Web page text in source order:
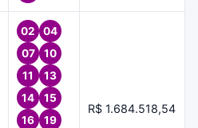
02
04
07
10
11
13
14
15
16
19
R$ 1.684.518,54